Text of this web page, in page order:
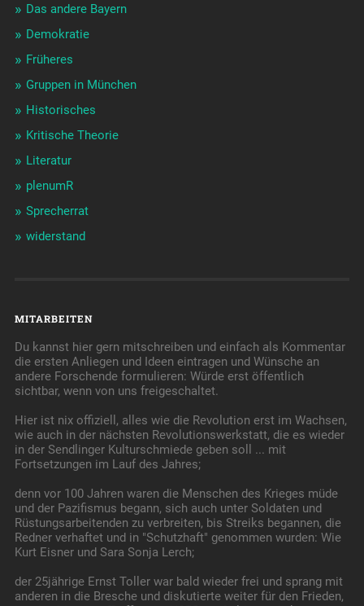
Das andere Bayern
Demokratie
Früheres
Gruppen in München
Historisches
Kritische Theorie
Literatur
plenumR
Sprecherrat
widerstand
MITARBEITEN
Du kannst hier gern mitschreiben und einfach als Kommentar
die ersten Anliegen und Ideen eintragen und Wünsche an
andere Forschende formulieren: Würde erst öffentlich
sichtbar, wenn von uns freigeschaltet.
Hier ist nix offiziell, alles wie die Revolution erst im Wachsen,
wie auch in der nächsten Revolutionswerkstatt, die es wieder
in der Sendlinger Kulturschmiede geben soll ... mit
Fortsetzungen im Lauf des Jahres;
denn vor 100 Jahren waren die Menschen des Krieges müde
und der Pazifismus begann, sich auch unter Soldaten und
Rüstungsarbeitenden zu verbreiten, bis Streiks begannen, die
Redner verhaftet und in "Schutzhaft" genommen wurden: Wie
Kurt Eisner und Sara Sonja Lerch;
der 25jährige Ernst Toller war bald wieder frei und sprang mit
anderen in die Bresche und diskutierte weiter für den Frieden,